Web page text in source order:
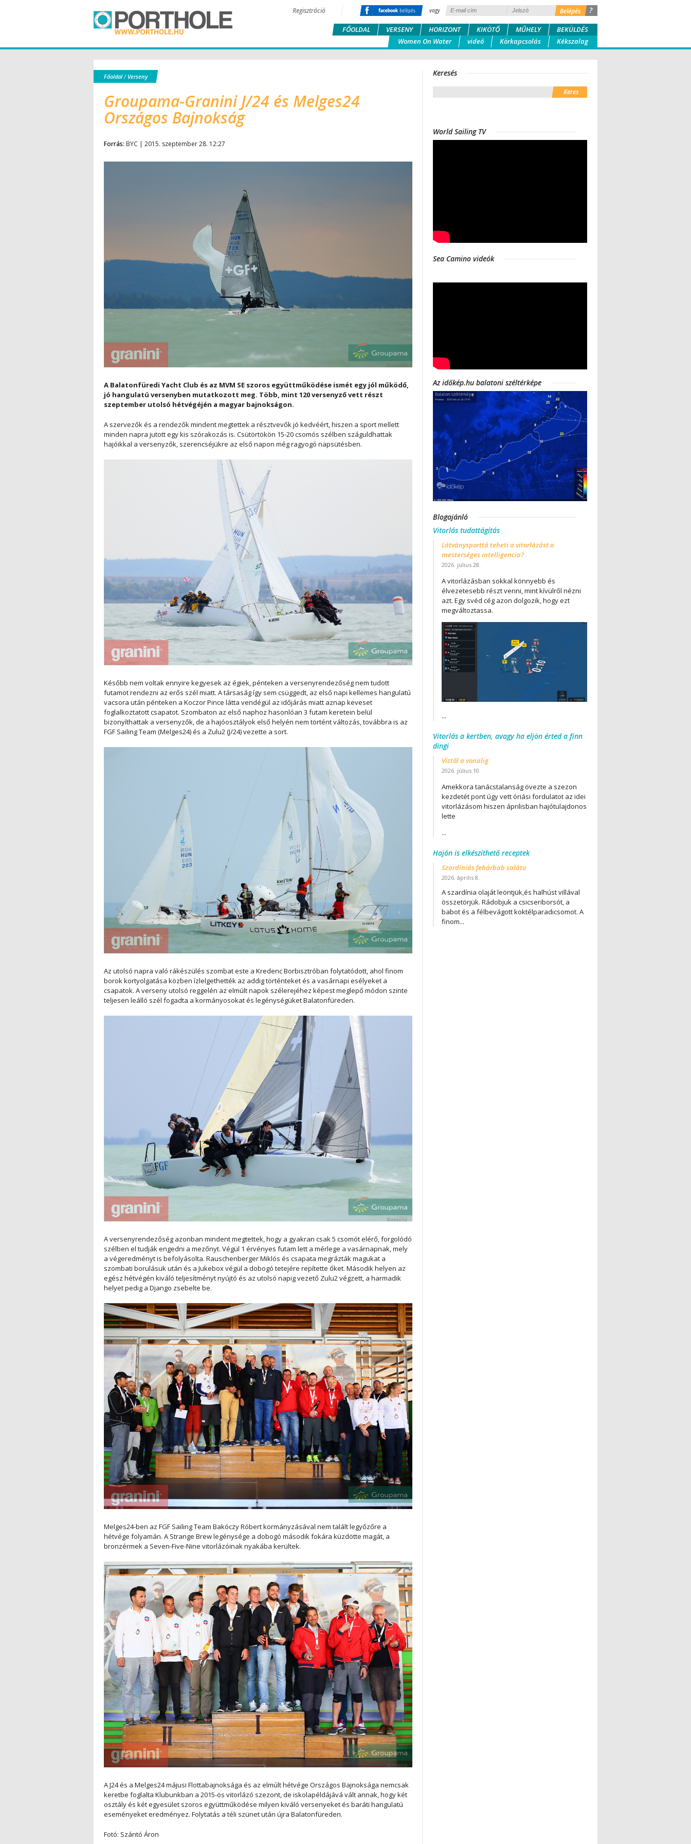
?
vagy
Regisztráció
FŐOLDAL VERSENY HORIZONT KIKÖTŐ MŰHELY
BEKÜLDÉS
Women On Water
videó Körkapcsolás Kékszalag
Főoldal/ Verseny
Groupama-Granini J/24 és Melges24
Országos Bajnokság
Forrás: BYC | 2015. szeptember 28. 12:27
A Balatonfüredi Yacht Club és az MVM SE szoros együttműködése ismét egy jól működő,
jó hangulatú versenyben mutatkozott meg. Több, mint 120 versenyző vett részt
szeptember utolsó hétvégéjén a magyar bajnokságon.
A szervezők és a rendezők mindent megtettek a résztvevők jó kedvéért, hiszen a sport mellett
minden napra jutott egy kis szórakozás is. Csütörtökön 15-20 csomós szélben száguldhattak
hajóikkal a versenyzők, szerencséjükre az első napon még ragyogó napsütésben.
Később nem voltak ennyire kegyesek az égiek, pénteken a versenyrendezőség nem tudott
futamot rendezni az erős szél miatt. A társaság így sem csüggedt, az első napi kellemes hangulatú
vacsora után pénteken a Koczor Pince látta vendégül az időjárás miatt aznap keveset
foglalkoztatott csapatot. Szombaton az első naphoz hasonlóan 3 futam keretein belül
bizonyíthattak a versenyzők, de a hajóosztályok első helyén nem történt változás, továbbra is az
FGF Sailing Team (Melges24) és a Zulu2 (J/24) vezette a sort.
Az utolsó napra való rákészülés szombat este a Kredenc Borbisztróban folytatódott, ahol finom
borok kortyolgatása közben ízlelgethették az addig történteket és a vasárnapi esélyeket a
csapatok. A verseny utolsó reggelén az elmúlt napok szélerejéhez képest meglepő módon szinte
teljesen leálló szél fogadta a kormányosokat és legénységüket Balatonfüreden.
A versenyrendezőség azonban mindent megtettek, hogy a gyakran csak 5 csomót elérő, forgolódó
szélben el tudják engedni a mezőnyt. Végül 1 érvényes futam lett a mérlege a vasárnapnak, mely
a végeredményt is befolyásolta. Rauschenberger Miklós és csapata megrázták magukat a
szombati borulásuk után és a Jukebox végül a dobogó tetejére repítette őket. Második helyen az
egész hétvégén kiváló teljesítményt nyújtó és az utolsó napig vezető Zulu2 végzett, a harmadik
helyet pedig a Django zsebelte be.
Melges24-ben az FGF Sailing Team Bakóczy Róbert kormányzásával nem talált legyőzőre a
hétvége folyamán. A Strange Brew legénysége a dobogó második fokára küzdötte magát, a
bronzérmek a Seven-Five-Nine vitorlázóinak nyakába kerültek.
A J24 és a Melges24 májusi Flottabajnoksága és az elmúlt hétvége Országos Bajnoksága nemcsak
keretbe foglalta Klubunkban a 2015-ös vitorlázó szezont, de iskolapéldájává vált annak, hogy két
osztály és két egyesület szoros együttműködése milyen kiváló versenyeket és baráti hangulatú
eseményeket eredményez. Folytatás a téli szünet után újra Balatonfüreden.
Fotó: Szántó Áron
Keresés
World Sailing TV
Sea Camino videók
Az időkép.hu balatoni széltérképe
Blogajánló
Vitorlás tudattágítás
Látványsporttá teheti a vitorlázást a
mesterséges intelligencia?
2026. július 28.
A vitorlázásban sokkal könnyebb és
élvezetesebb részt venni, mint kívülről nézni
azt. Egy svéd cég azon dolgozik, hogy ezt
megváltoztassa.
...
Vitorlás a kertben, avagy ha eljön érted a finn
dingi
Víztől a vonalig
2026. július 10.
Amekkora tanácstalanság övezte a szezon
kezdetét pont úgy vett óriási fordulatot az idei
vitorlázásom hiszen áprilisban hajótulajdonos
lette
...
Hajón is elkészíthető receptek
Szardíniás fehárbab saláta
2026. április 8.
A szardínia olaját leöntjük,és halhúst villával
összetörjük. Rádobjuk a csicseriborsót, a
babot és a félbevágott koktélparadicsomot. A
finom...